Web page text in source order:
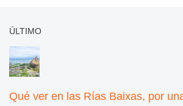
ÚLTIMO
Qué ver en las Rías Baixas, por